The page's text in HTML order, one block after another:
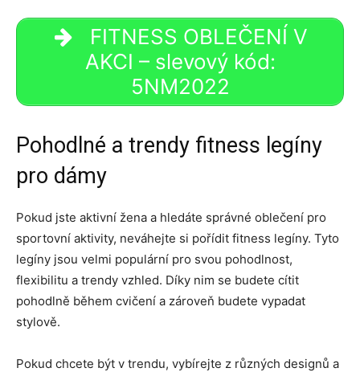
FITNESS OBLEČENÍ V
AKCI – slevový kód:
5NM2022
Pohodlné a trendy fitness legíny
pro dámy
Pokud jste aktivní žena a hledáte správné oblečení pro
sportovní aktivity, neváhejte si pořídit fitness legíny. Tyto
legíny jsou velmi populární pro svou pohodlnost,
flexibilitu a trendy vzhled. Díky nim se budete cítit
pohodlně během cvičení a zároveň budete vypadat
stylově.
Pokud chcete být v trendu, vybírejte z různých designů a